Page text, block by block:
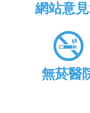
網站意
無菸醫